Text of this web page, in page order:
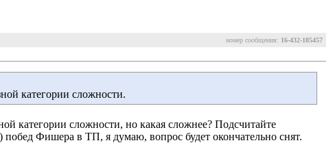
номер сообщения: 16-432-185457
категории сложности.
категории сложности, но какая сложнее? Подсчитайте
Фишера в ТП, я думаю, вопрос будет окончательно снят.